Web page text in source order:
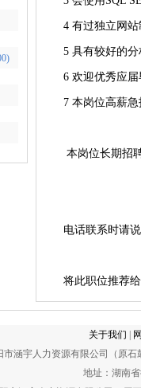
4 有过独立网站
5 具有较好的分
6 欢迎优秀应届
7 本岗位高薪
本岗位长期招
电话联系时请
将此职位推荐给
关于我们
市涵宇人力资源有限公司（原
地址：湖南